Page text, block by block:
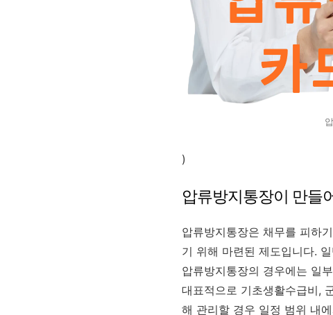
)
압류방지통장이 만들
압류방지통장은 채무를 피하
기 위해 마련된 제도입니다.
압류방지통장의 경우에는 일
대표적으로 기초생활수급비,
해 관리할 경우 일정 범위 내